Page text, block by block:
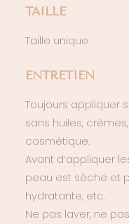
TAILLE
Taille unique
ENTRETIEN
Toujours appliquer
sans huiles,
cosmétique.
Avant d’appliquer
peau est sèche et
hydratante, etc.
Ne pas laver, ne